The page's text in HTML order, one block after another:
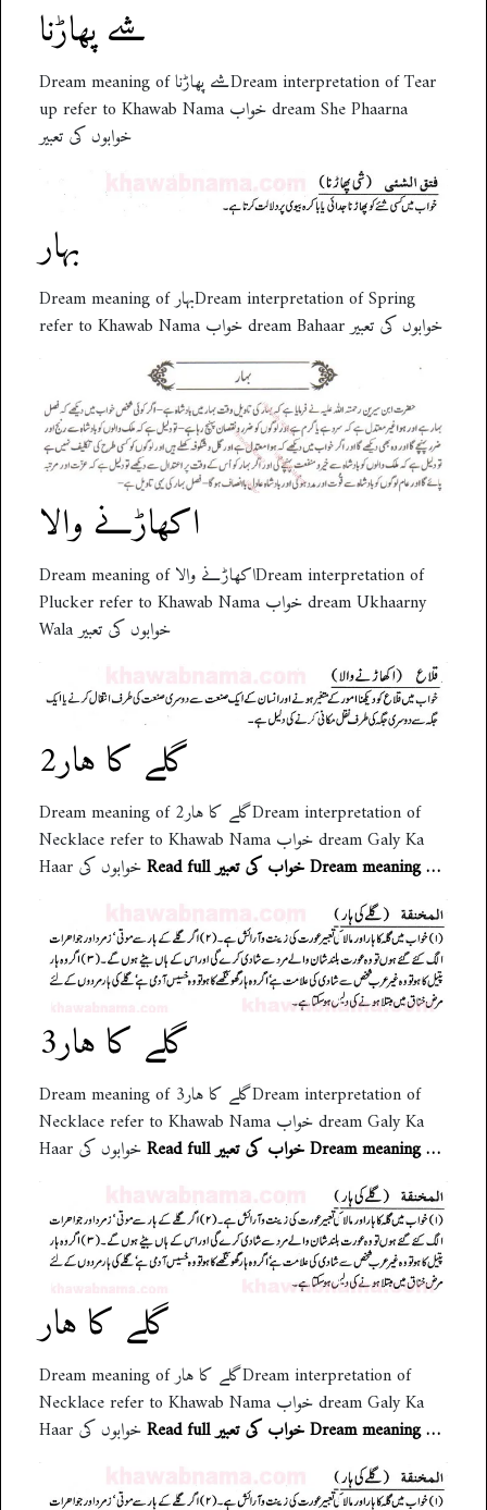
شے پھاڑنا
Dream meaning of شے پھاڑناDream interpretation of Tear
up refer to Khawab Nama خواب dream She Phaarna
خوابوں کی تعبیر
بہار
Dream meaning of بہارDream interpretation of Spring
refer to Khawab Nama خواب dream Bahaar خوابوں کی تعبیر
اکھاڑنے والا
Dream meaning of اکھاڑنے والاDream interpretation of
Plucker refer to Khawab Nama خواب dream Ukhaarny
Wala خوابوں کی تعبیر
گلے کا ہار2
Dream meaning of گلے کا ہار2Dream interpretation of
Necklace refer to Khawab Nama خواب dream Galy Ka
Haar خوابوں کی
Read full خواب کی تعبیر Dream meaning …
گلے کا ہار3
Dream meaning of گلے کا ہار3Dream interpretation of
Necklace refer to Khawab Nama خواب dream Galy Ka
Haar خوابوں کی
Read full خواب کی تعبیر Dream meaning …
گلے کا ہار
Dream meaning of گلے کا ہارDream interpretation of
Necklace refer to Khawab Nama خواب dream Galy Ka
Haar خوابوں کی
Read full خواب کی تعبیر Dream meaning …